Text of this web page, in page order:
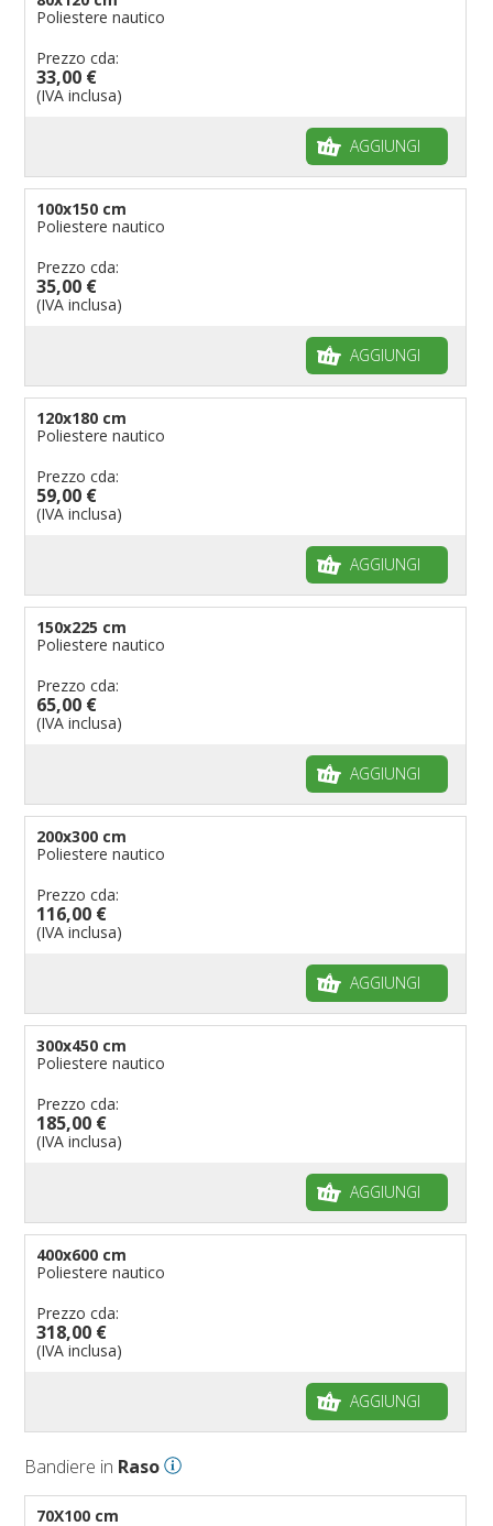
Poliestere nautico
Prezzo cda:
33,00 €
(IVA inclusa)
AGGIUNGI
100x150 cm
Poliestere nautico
Prezzo cda:
35,00 €
(IVA inclusa)
AGGIUNGI
120x180 cm
Poliestere nautico
Prezzo cda:
59,00 €
(IVA inclusa)
AGGIUNGI
150x225 cm
Poliestere nautico
Prezzo cda:
65,00 €
(IVA inclusa)
AGGIUNGI
200x300 cm
Poliestere nautico
Prezzo cda:
116,00 €
(IVA inclusa)
AGGIUNGI
300x450 cm
Poliestere nautico
Prezzo cda:
185,00 €
(IVA inclusa)
AGGIUNGI
400x600 cm
Poliestere nautico
Prezzo cda:
318,00 €
(IVA inclusa)
AGGIUNGI
Bandiere in Raso
70X100 cm